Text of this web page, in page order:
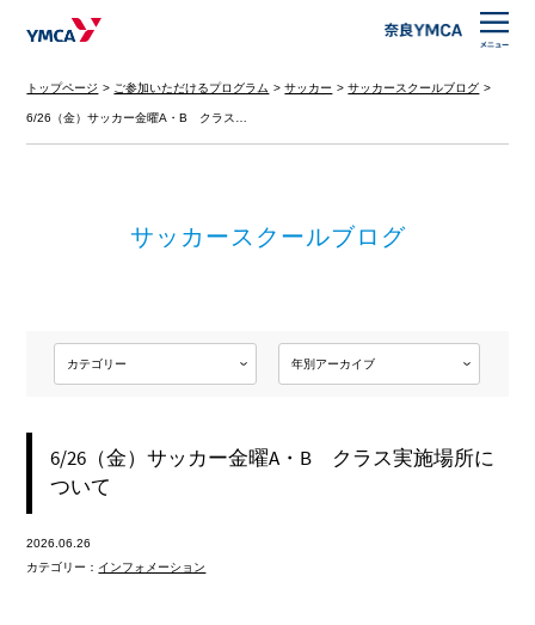
トップページ ご参加いただけるプログラム サッカー サッカースクールブログ
6/26（金）サッカー金曜A・B クラス…
サッカースクールブログ
6/26（金）サッカー金曜A・B クラス実施場所に
ついて
2026.06.26
カテゴリー： インフォメーション